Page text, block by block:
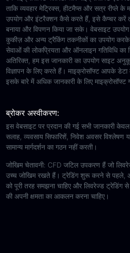
ताकि व्यवहार मेट्रिक्स, हीटमैप्स और सत्र रीप्ले के
उपयोग और इंटरैक्शन कैसे करते हैं, इसे कैप्चर करें
बनाया और विपणन किया जा सके। वेबसाइट उपयोग
कुकीज़ और अन्य ट्रैकिंग तकनीकों का उपयोग करके
सेवाओं की लोकप्रियता और ऑनलाइन गतिविधि का
अतिरिक्त, हम इस जानकारी का उपयोग साइट
विज्ञापन के लिए करते हैं। माइक्रोसॉफ्ट आपके
इसके बारे में अधिक जानकारी के लिए
ब्रोकर अस्वीकरण:
इस वेबसाइट पर प्रदान की गई सभी जानकारी
सलाह, व्यवसाय सिफारिशें, निवेश अवसर विश्लेषण
सामान्य मार्गदर्शन का गठन नहीं करती।
जोखिम चेतावनी: CFD जटिल उपकरण हैं जो
उच्च जोखिम रखते हैं। ट्रेडिंग शुरू करने से पहले,
को पूरी तरह समझना चाहिए और लिवरेज्ड ट्रेडिंग
की अपनी क्षमता का आकलन करना चाहिए।